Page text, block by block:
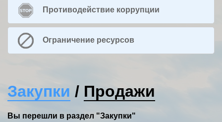
Противодействие коррупции
Ограничение ресурсов
Закупки / Продажи
Вы перешли в раздел "Закупки"